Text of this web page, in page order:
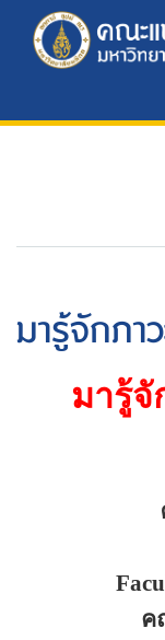
มารู้จักภา
มารู้จั
ค